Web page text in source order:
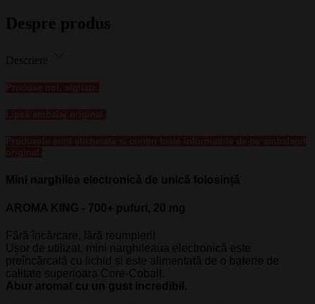
Despre produs
Descriere
Mini narghilea electronică de unică folosință
AROMA KING - 700+ pufuri, 20 mg
Fără încărcare, fără reumpleri!
Ușor de utilizat, mini narghileaua electronică este
preîncărcată cu lichid și este alimentată de o baterie de
calitate superioara Core-Cobalt.
Abur aromat cu un gust incredibil.